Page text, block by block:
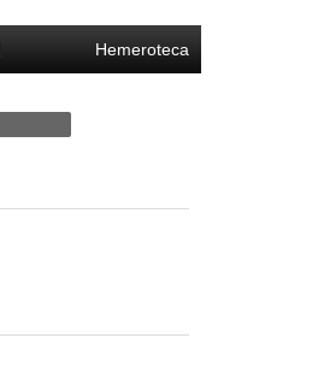
Hemeroteca